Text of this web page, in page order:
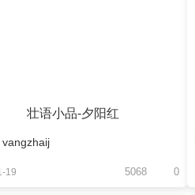
壮语小品-夕阳红
vangzhaij
19 5068 0